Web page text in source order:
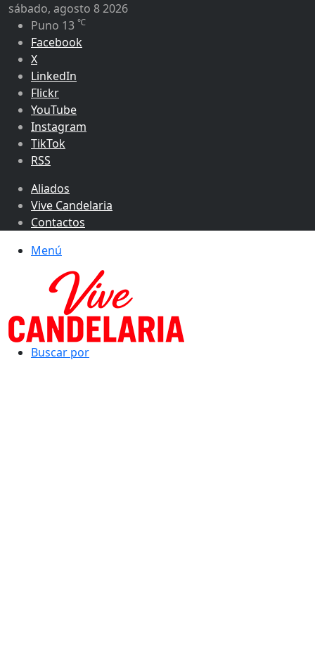
sábado, agosto 8 2026
Puno 13 ℃
Facebook
X
LinkedIn
Flickr
YouTube
Instagram
TikTok
RSS
Aliados
Vive Candelaria
Contactos
Menú
Buscar por